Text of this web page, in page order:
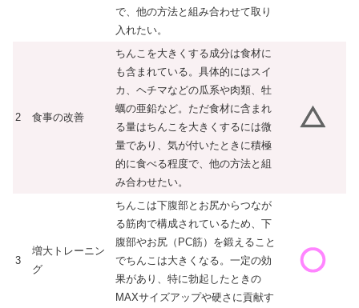
で、他の方法と組み合わせて取り
入れたい。
2 食事の改善
ちんこを大きくする成分は食材に
も含まれている。具体的にはスイ
カ、ヘチマなどの瓜系や肉類、牡
蠣の亜鉛など。ただ食材に含まれ
る量はちんこを大きくするには微
量であり、気が付いたときに積極
的に食べる程度で、他の方法と組
み合わせたい。
3
増大トレーニン
グ
ちんこは下腹部とお尻からつなが
る筋肉で構成されているため、下
腹部やお尻（PC筋）を鍛えること
でちんこは大きくなる。一定の効
果があり、特に勃起したときの
MAXサイズアップや硬さに貢献す